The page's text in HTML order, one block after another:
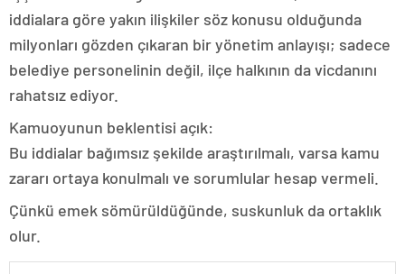
iddialara göre yakın ilişkiler söz konusu olduğunda
milyonları gözden çıkaran bir yönetim anlayışı; sadece
belediye personelinin değil, ilçe halkının da vicdanını
rahatsız ediyor.
Kamuoyunun beklentisi açık:
Bu iddialar bağımsız şekilde araştırılmalı, varsa kamu
zararı ortaya konulmalı ve sorumlular hesap vermeli.
Çünkü emek sömürüldüğünde, suskunluk da ortaklık
olur.